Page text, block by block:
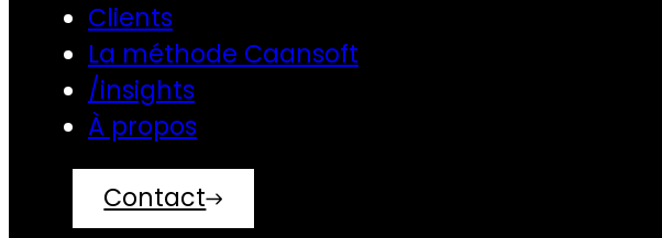
Clients
La méthode Caansoft
/insights
À propos
Contact